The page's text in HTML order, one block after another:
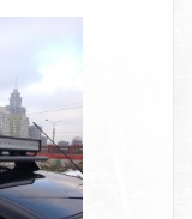
Suzuki Jimny